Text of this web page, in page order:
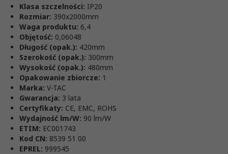
Klasa szczelności: IP20
Rozmiar: 390x2000mm
Waga produktu: 6,4
Objętość: 0,06048
Długość (opak.): 420mm
Szerokość (opak.): 300mm
Wysokość (opak.): 480mm
Opakowanie zbiorcze: 1
Marka: V-TAC
Gwarancja: 3 lata
Certyfikaty: CE, EMC, ROHS
Wydajność lm/W: 90 lm/W
ETIM: EC001743
Kod CN: 8539 51 00
EPREL: 999545